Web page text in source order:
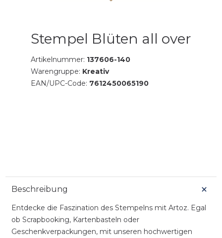
Stempel Blüten all over
Artikelnummer: 137606-140
Warengruppe: Kreativ
EAN/UPC-Code: 7612450065190
Beschreibung
Entdecke die Faszination des Stempelns mit Artoz. Egal
ob Scrapbooking, Kartenbasteln oder
Geschenkverpackungen, mit unseren hochwertigen